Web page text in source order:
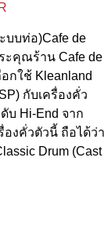
บบท่อ)Cafe de
ณร้าน Cafe de
กใช้ Kleanland
กับเครื่องคั่ว
บ Hi-End จาก
องคั่วตัวนี้ ถือได้ว่า
Drum (Cast